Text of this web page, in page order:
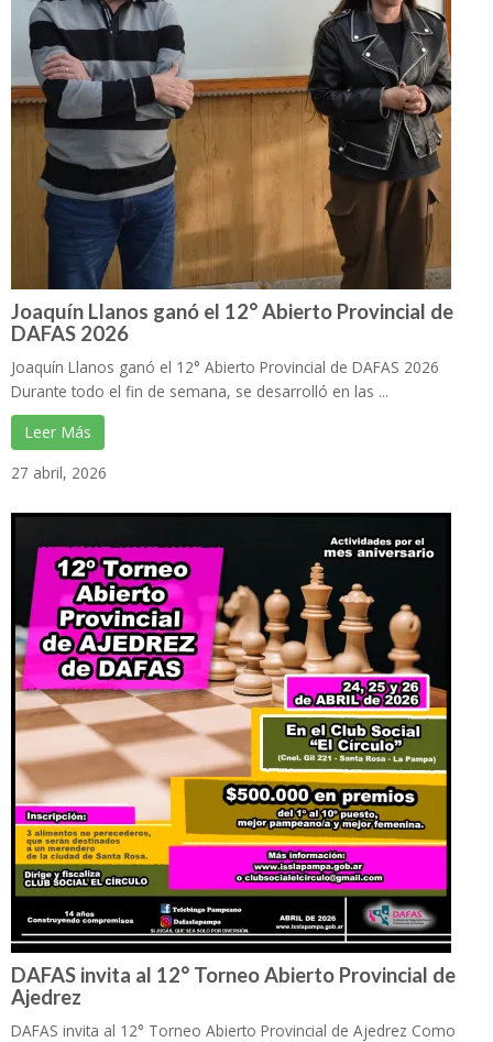
Joaquín Llanos ganó el 12° Abierto Provincial de
DAFAS 2026
Joaquín Llanos ganó el 12° Abierto Provincial de DAFAS 2026
Durante todo el fin de semana, se desarrolló en las ...
Leer Más
27 abril, 2026
DAFAS invita al 12° Torneo Abierto Provincial de
Ajedrez
DAFAS invita al 12° Torneo Abierto Provincial de Ajedrez Como